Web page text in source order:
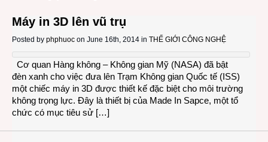
Máy in 3D lên vũ trụ
Posted by phphuoc on June 16th, 2014 in THẾ GIỚI CÔNG NGHỆ
Cơ quan Hàng không – Không gian Mỹ (NASA) đã bật
đèn xanh cho việc đưa lên Trạm Không gian Quốc tế (ISS)
một chiếc máy in 3D được thiết kế đặc biệt cho môi trường
không trọng lực. Đây là thiết bị của Made In Sapce, một tổ
chức có mục tiêu sử […]